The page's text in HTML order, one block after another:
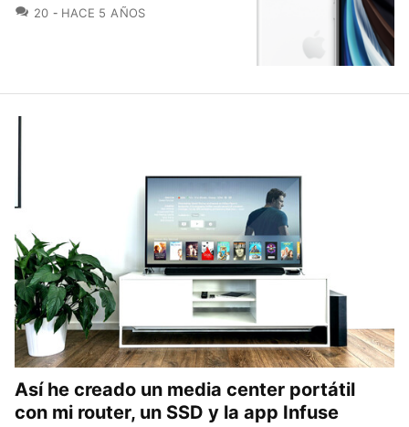
20 COMENTARIOS
HACE 5 AÑOS
Así he creado un media center portátil
con mi router, un SSD y la app Infuse